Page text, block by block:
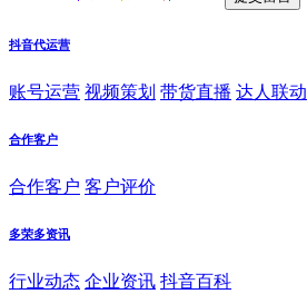
抖音代运营
账号运营 视频策划 带货直播 达人联动
合作客户
合作客户 客户评价
多荣多资讯
行业动态 企业资讯 抖音百科